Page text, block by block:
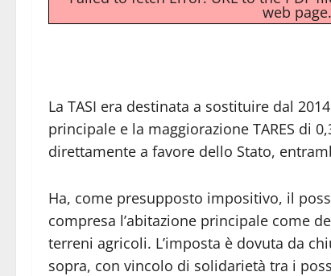
web page.
La TASI era destinata a sostituire dal
principale e la maggiorazione TARES di
direttamente a favore dello Stato,
Ha, come presupposto impositivo, il
compresa l’abitazione principale come
terreni agricoli. L’imposta è dovuta da
sopra, con vincolo di solidarietà tra i